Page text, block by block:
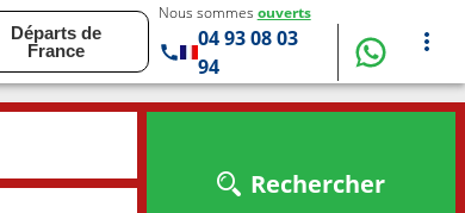
Départs de
France
Nous sommes ouverts
04 93 08 03
94
Rechercher